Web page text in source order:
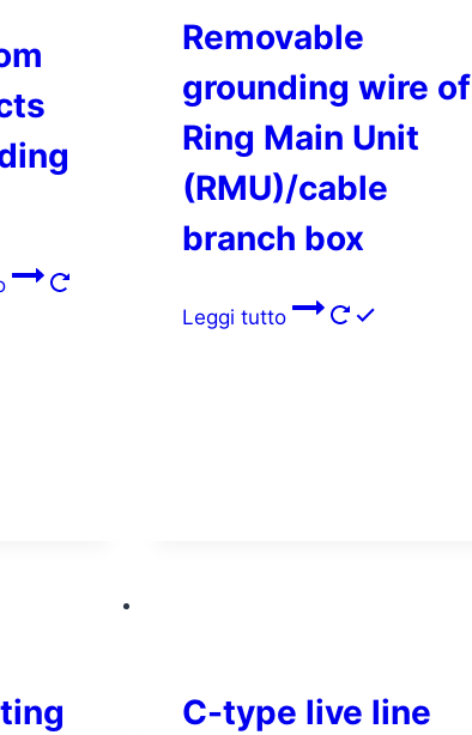
Removable
grounding wire of
Ring Main Unit
(RMU)/cable
branch box
Leggi tutto
C-type live line